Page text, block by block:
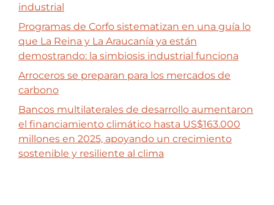
industrial
Programas de Corfo sistematizan en una guía lo
que La Reina y La Araucanía ya están
demostrando: la simbiosis industrial funciona
Arroceros se preparan para los mercados de
carbono
Bancos multilaterales de desarrollo aumentaron
el financiamiento climático hasta US$163.000
millones en 2025, apoyando un crecimiento
sostenible y resiliente al clima